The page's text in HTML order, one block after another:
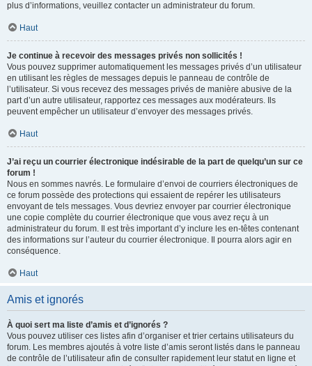
plus d’informations, veuillez contacter un administrateur du forum.
Haut
Je continue à recevoir des messages privés non sollicités !
Vous pouvez supprimer automatiquement les messages privés d’un utilisateur
en utilisant les règles de messages depuis le panneau de contrôle de
l’utilisateur. Si vous recevez des messages privés de manière abusive de la
part d’un autre utilisateur, rapportez ces messages aux modérateurs. Ils
peuvent empêcher un utilisateur d’envoyer des messages privés.
Haut
J’ai reçu un courrier électronique indésirable de la part de quelqu’un sur ce
forum !
Nous en sommes navrés. Le formulaire d’envoi de courriers électroniques de
ce forum possède des protections qui essaient de repérer les utilisateurs
envoyant de tels messages. Vous devriez envoyer par courrier électronique
une copie complète du courrier électronique que vous avez reçu à un
administrateur du forum. Il est très important d’y inclure les en-têtes contenant
des informations sur l’auteur du courrier électronique. Il pourra alors agir en
conséquence.
Haut
Amis et ignorés
À quoi sert ma liste d’amis et d’ignorés ?
Vous pouvez utiliser ces listes afin d’organiser et trier certains utilisateurs du
forum. Les membres ajoutés à votre liste d’amis seront listés dans le panneau
de contrôle de l’utilisateur afin de consulter rapidement leur statut en ligne et